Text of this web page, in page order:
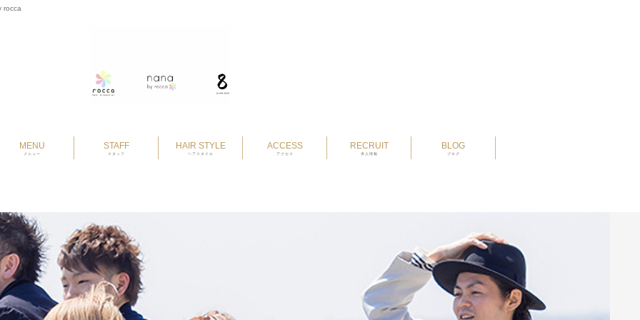
rocca
MENU
メニュー
STAFF
スタッフ
HAIR STYLE
ヘアスタイル
ACCESS
アクセス
RECRUIT
求人情報
BLOG
ブログ